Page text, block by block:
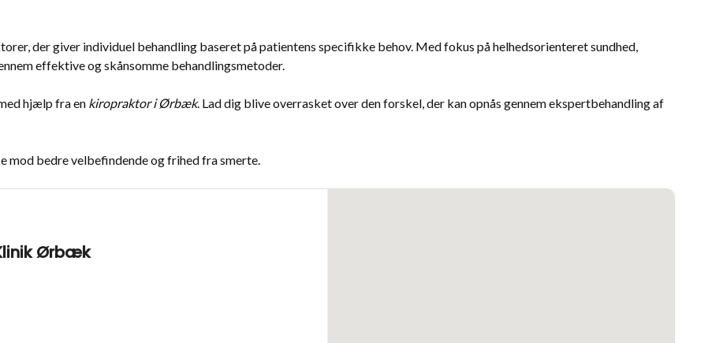
der giver individuel behandling baseret på patientens specifikke behov. Med fokus på helhedsorienteret sundhed,
effektive og skånsomme behandlingsmetoder.
hjælp fra en kiropraktor i Ørbæk. Lad dig blive overrasket over den forskel, der kan opnås gennem ekspertbehandling af
mod bedre velbefindende og frihed fra smerte.
Ørbæk